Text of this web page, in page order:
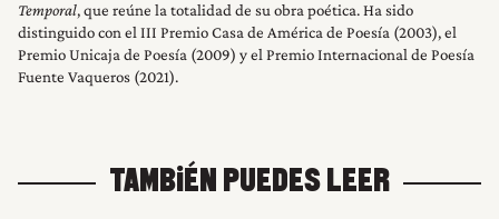
Temporal, que reúne la totalidad de su obra poética. Ha sido
distinguido con el III Premio Casa de América de Poesía (2003), el
Premio Unicaja de Poesía (2009) y el Premio Internacional de Poesía
Fuente Vaqueros (2021).
TAMBIÉN PUEDES LEER